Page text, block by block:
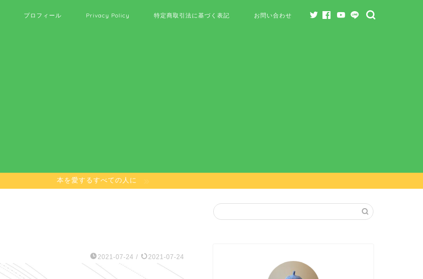
プロフィール Privacy Policy 特定商取引法に基づく表記 お問い合わせ
本を愛するすべての人に
2021-07-24 / 2021-07-24